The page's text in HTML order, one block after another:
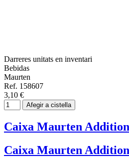
Darreres unitats en inventari
Bebidas
Maurten
Ref. 158607
3,10 €
Afegir a cistella
Caixa Maurten
Caixa Maurten